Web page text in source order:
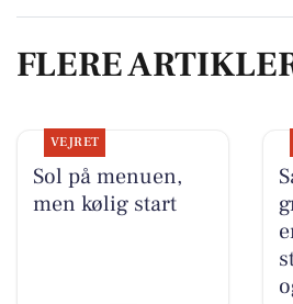
FLERE
VEJRET
Sol på menuen,
men kølig start